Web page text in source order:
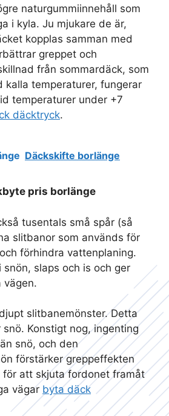
naturgummiinnehåll som
i kyla. Ju mjukare de är,
kopplas samman med
greppet och
från sommardäck, som
kalla temperaturer, fungerar
temperaturer under +7
däcktryck.
Däckskifte borlänge
pris borlänge
tusentals små spår (så
slitbanor som används för
förhindra vattenplaning.
snön, slaps och is och ger
vägen.
slitbanemönster. Detta
Konstigt nog, ingenting
snö, och den
förstärker greppeffekten
för att skjuta fordonet framåt
vägar byta däck